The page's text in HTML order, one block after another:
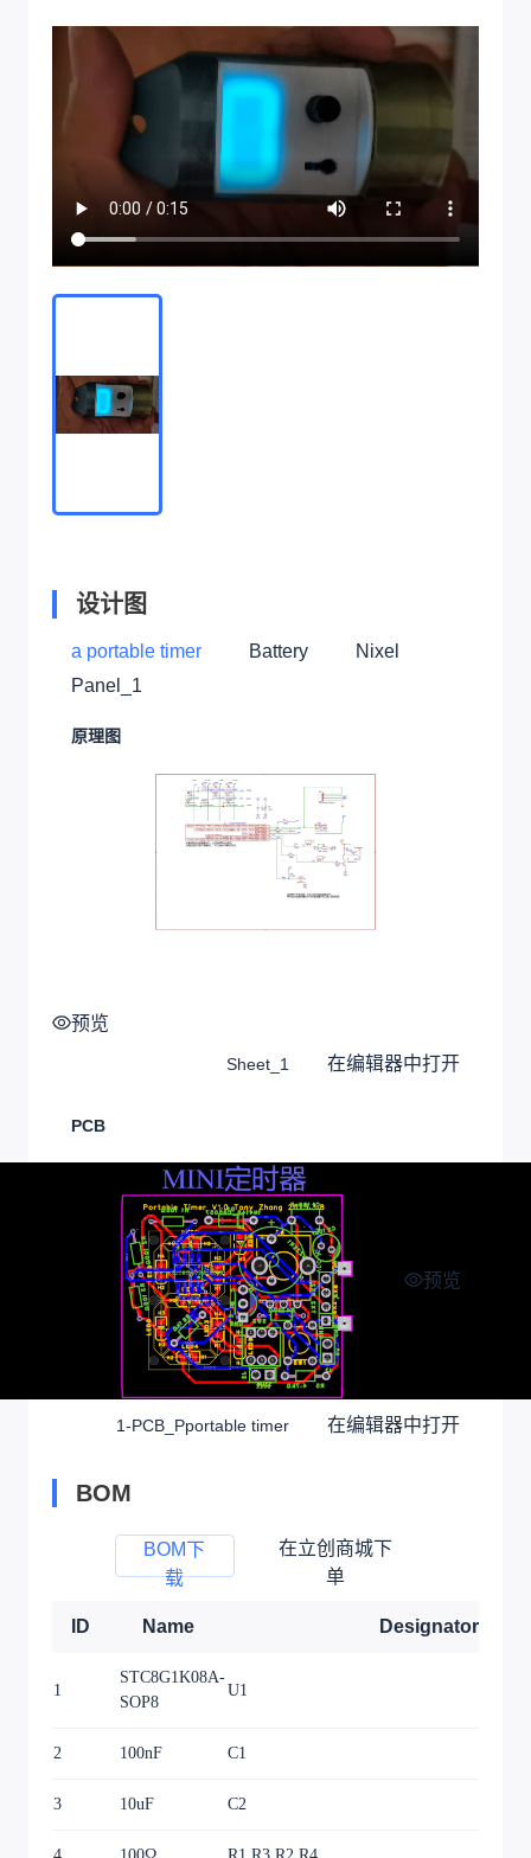
设计图
a portable timer Battery
Nixel
Panel_1
原理图
预览
Sheet_1 在编辑器中打开
PCB
预览
1-PCB_Pportable timer 在编辑器中打开
BOM
BOM下
载
在立创商城下
单
ID Name Designator
1
STC8G1K08A-
SOP8
U1
2 100nF C1
3 10uF C2